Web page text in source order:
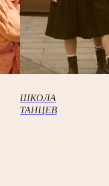
ШКОЛА
ТАНЦЕВ